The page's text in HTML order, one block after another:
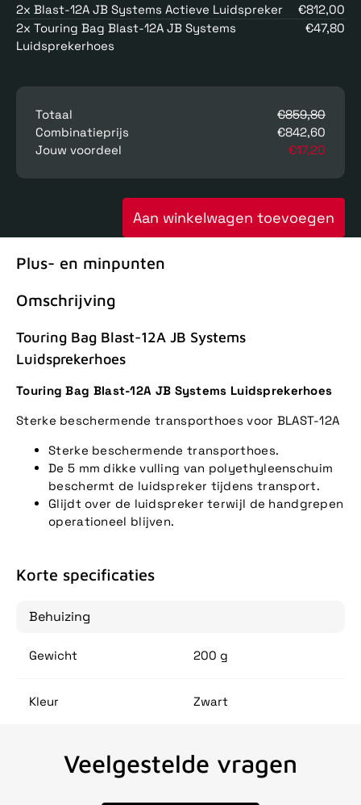
2x Blast-12A JB Systems Actieve Luidspreker
€812,00
2x Touring Bag Blast-12A JB Systems
Luidsprekerhoes
€47,80
Totaal
€859,80
Combinatieprijs
€842,60
Jouw voordeel
€17,20
Aan winkelwagen toevoegen
Plus- en minpunten
Omschrijving
Touring Bag Blast-12A JB Systems
Luidsprekerhoes
Touring Bag Blast-12A JB Systems Luidsprekerhoes
Sterke beschermende transporthoes voor BLAST-12A
Sterke beschermende transporthoes.
De 5 mm dikke vulling van polyethyleenschuim
beschermt de luidspreker tijdens transport.
Glijdt over de luidspreker terwijl de handgrepen
operationeel blijven.
Korte specificaties
Behuizing
Gewicht 200 g
Kleur Zwart
Veelgestelde vragen